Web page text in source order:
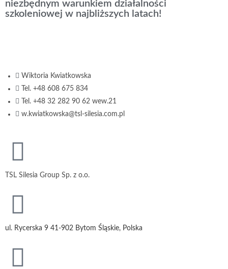
niezbędnym warunkiem działalności
szkoleniowej w najbliższych latach!
Wiktoria Kwiatkowska
Tel. +48 608 675 834
Tel. +48 32 282 90 62 wew.21
w.kwiatkowska@tsl-silesia.com.pl
TSL Silesia Group Sp. z o.o.
ul. Rycerska 9 41-902 Bytom Śląskie, Polska